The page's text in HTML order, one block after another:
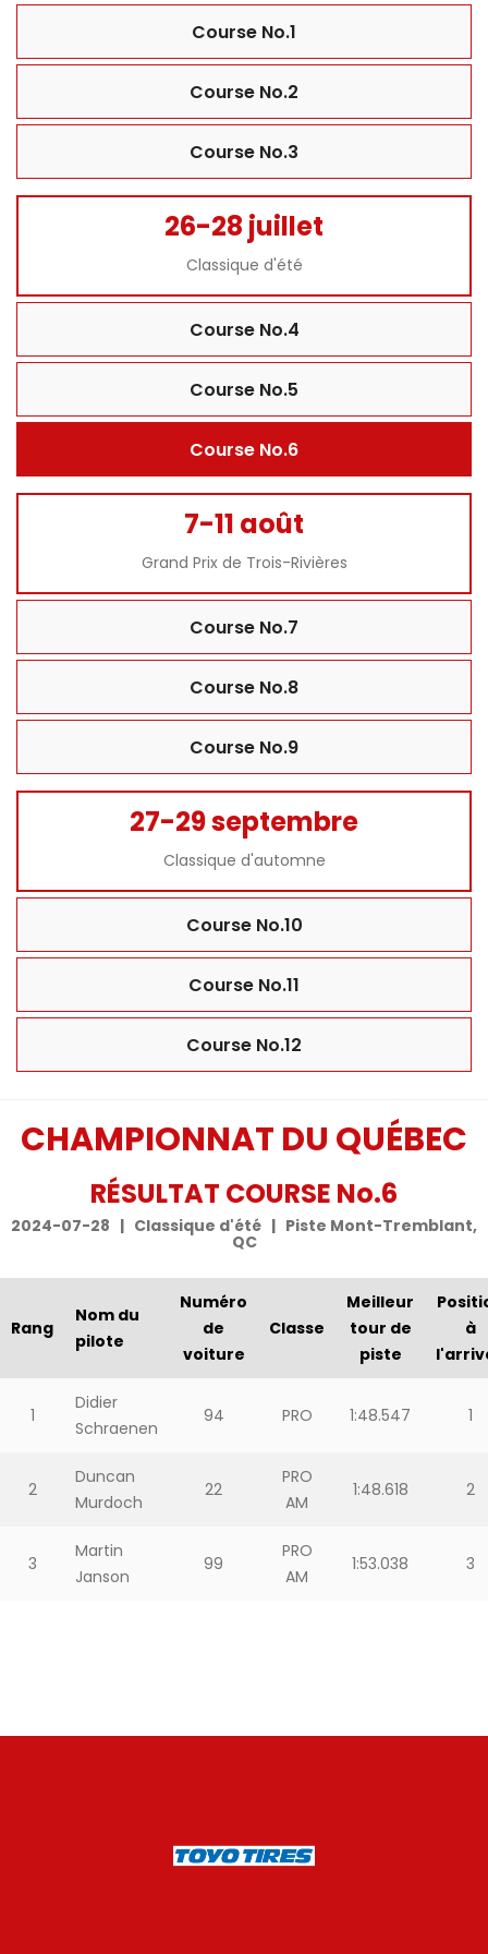
Course No.1
Course No.2
Course No.3
26-28 juillet
Classique d'été
Course No.4
Course No.5
Course No.6
7-11 août
Grand Prix de Trois-Rivières
Course No.7
Course No.8
Course No.9
27-29 septembre
Classique d'automne
Course No.10
Course No.11
Course No.12
CHAMPIONNAT DU QUÉBEC
RÉSULTAT COURSE No.6
2024-07-28 | Classique d'été | Piste Mont-Tremblant,
QC
Rang
Nom du
pilote
Numéro
de
voiture
Classe
Meilleur
tour de
piste
à
1
Didier
Schraenen
94 PRO 1:48.547 1
2
Duncan
Murdoch
22
PRO
AM
1:48.618 2
3
Martin
Janson
99
PRO
AM
1:53.038 3